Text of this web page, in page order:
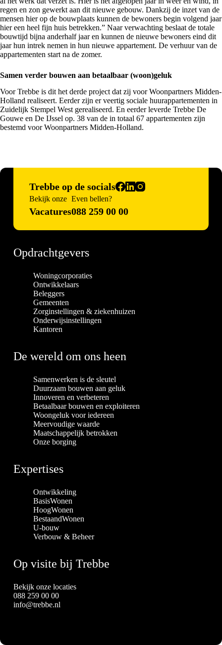
regen en zon gewerkt aan dit nieuwe gebouw. Dankzij de inzet van de
mensen hier op de bouwplaats kunnen de bewoners begin volgend jaar
hier een heel fijn huis betrekken.” Naar verwachting beslaat de totale
bouwtijd bijna anderhalf jaar en kunnen de nieuwe bewoners eind dit
jaar hun intrek nemen in hun nieuwe appartement. De verhuur van de
appartementen start na de zomer.
Samen verder bouwen aan betaalbaar (woon)geluk
Voor Trebbe is dit het derde project dat zij voor Woonpartners Midden-
Holland realiseert. Eerder zijn erveertig sociale huurappartementen in
Zuidelijk Stempel West gerealiseerd. En eerder leverde Trebbe De
Gouwe en De IJssel op. 38 van de in totaal 67 appartementen zijn
bestemd voor Woonpartners Midden-Holland.
Trebbe op de socials
Bekijk onze
Vacatures
Even bellen?
088 259 00 00
Opdrachtgevers
Woningcorporaties
Ontwikkelaars
Beleggers
Gemeenten
Zorginstellingen & ziekenhuizen
Onderwijsinstellingen
Kantoren
De wereld om ons heen
Samenwerken is de sleutel
Duurzaam bouwen aan geluk
Innoveren en verbeteren
Betaalbaar bouwen en exploiteren
Woongeluk voor iedereen
Meervoudige waarde
Maatschappelijk betrokken
Onze borging
Expertises
Ontwikkeling
BasisWonen
HoogWonen
BestaandWonen
U-bouw
Verbouw & Beheer
Op visite bij Trebbe
Bekijk onze locaties
088 259 00 00
info@trebbe.nl